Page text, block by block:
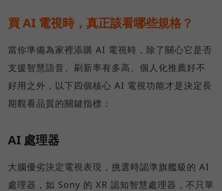
買 AI 電視時，真正該看哪些規格？
當你準備為家裡添購 AI 電視時，除了關心它是否
支援智慧語音、刷新率有多高、個人化推薦好不
好用之外，以下四個核心 AI 電視功能才是決定長
期觀看品質的關鍵指標：
AI 處理器
大腦優劣決定電視表現，挑選時認準旗艦級的 AI
處理器，如 Sony 的 XR 認知智慧處理器，不只單